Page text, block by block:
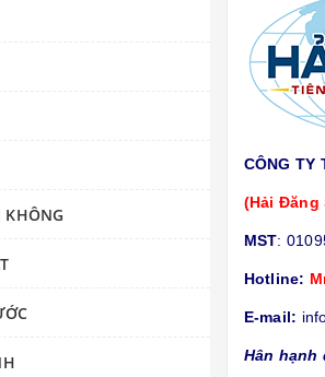
CÔNG TY
(Hải
MST:
Hotline:
E-mail:
Hân
KHÔNG